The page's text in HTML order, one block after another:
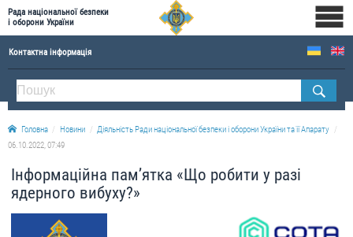
Рада національної безпеки
і оборони України
Контактна інформація
ПРО РНБОУ
Склад Ради національної безпеки і оборони України
Апарат Ради національної безпеки і оборони України
Історична довідка про діяльність Ради національної безпеки і оборони України
ОФІЦІЙНІ ДОКУМЕНТИ
Головна Новини
Діяльність Ради національної безпеки і оборони України та її Апарату
06.10.2022, 07:49
Інформаційна пам’ятка «Що робити у разі
ядерного вибуху?»